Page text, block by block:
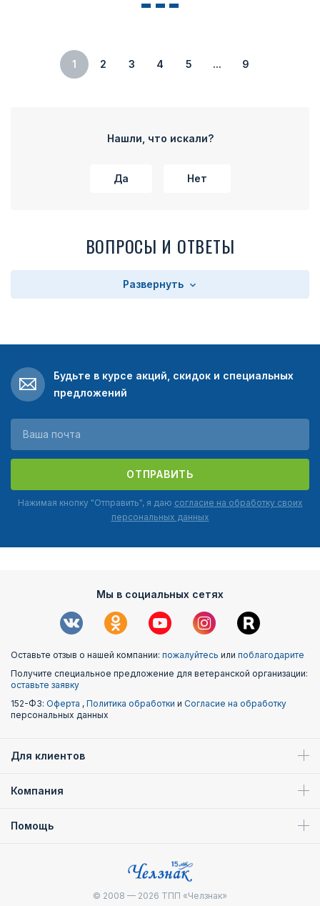
1 2 3 4 5 ... 9
Нашли, что искали?
Да Нет
ВОПРОСЫ И ОТВЕТЫ
Развернуть
Будьте в курсе акций, скидок и специальных
предложений
ОТПРАВИТЬ
Нажимая кнопку "Отправить", я даю согласие на обработку своих
персональных данных
Мы в социальных сетях
Оставьте отзыв о нашей компании: пожалуйтесь или поблагодарите
Получите специальное предложение для ветеранской организации:
оставьте заявку
152-ФЗ: Оферта , Политика обработки и Согласие на обработку
персональных данных
Для клиентов
Компания
Помощь
© 2008 — 2026 ТПП «Челзнак»